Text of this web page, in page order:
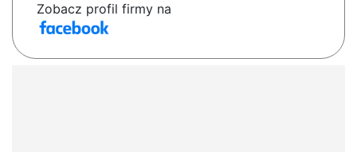
Zobacz profil firmy na